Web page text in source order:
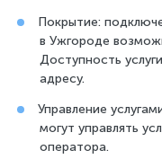
Покрытие:
в Ужгороде
Доступность
адресу.
Управление
могут управлять
оператора.